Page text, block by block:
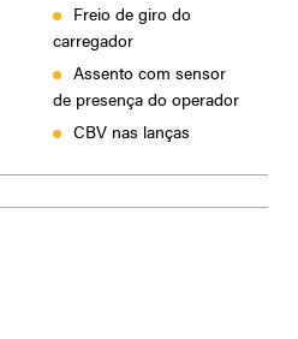
Freio de giro do
carregador
Assento com sensor
de presença do operador
CBV nas lanças